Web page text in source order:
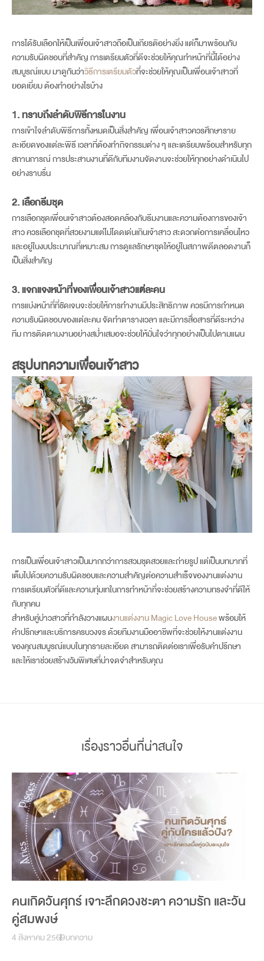
การได้รับเลือกให้เป็นเพื่อนเจ้าสาวถือเป็นเกียรติอย่างยิ่ง แต่ก็มาพร้อมกับ
ความรับผิดชอบที่สำคัญ การเตรียมตัวที่ดีจะช่วยให้คุณทำหน้าที่นี้ได้อย่าง
สมบูรณ์แบบ มาดูกันว่าวิธีการเตรียมตัวที่จะช่วยให้คุณเป็นเพื่อนเจ้าสาวที่
ยอดเยี่ยม ต้องทำอย่างไรบ้าง
1. ทราบถึงลำดับพิธีการในงาน
การเข้าใจลำดับพิธีการทั้งหมดเป็นสิ่งสำคัญ เพื่อนเจ้าสาวควรศึกษาราย
ละเอียดของแต่ละพิธี เวลาที่ต้องทำกิจกรรมต่าง ๆ และเตรียมพร้อมสำหรับทุก
สถานการณ์ การประสานงานที่ดีกับทีมงานจัดงานจะช่วยให้ทุกอย่างดำเนินไป
อย่างราบรื่น
2. เลือกธีมชุด
การเลือกชุดเพื่อนเจ้าสาวต้องสอดคล้องกับธีมงานและความต้องการของเจ้า
สาว ควรเลือกชุดที่สวยงามแต่ไม่โดดเด่นเกินเจ้าสาว สะดวกต่อการเคลื่อนไหว
และอยู่ในงบประมาณที่เหมาะสม การดูแลรักษาชุดให้อยู่ในสภาพดีตลอดงานก็
เป็นสิ่งสำคัญ
3. แจกแจงหน้าที่ของเพื่อนเจ้าสาวแต่ละคน
การแบ่งหน้าที่ที่ชัดเจนจะช่วยให้การทำงานมีประสิทธิภาพ ควรมีการกำหนด
ความรับผิดชอบของแต่ละคน จัดทำตารางเวลา และมีการสื่อสารที่ดีระหว่าง
ทีม การติดตามงานอย่างสม่ำเสมอจะช่วยให้มั่นใจว่าทุกอย่างเป็นไปตามแผน
สรุปบทความเพื่อนเจ้าสาว
การเป็นเพื่อนเจ้าสาวเป็นมากกว่าการสวมชุดสวยและถ่ายรูป แต่เป็นบทบาทที่
เต็มไปด้วยความรับผิดชอบและความสำคัญต่อความสำเร็จของงานแต่งงาน
การเตรียมตัวที่ดีและความทุ่มเทในการทำหน้าที่จะช่วยสร้างความทรงจำที่ดีให้
กับทุกคน
สำหรับคู่บ่าวสาวที่กำลังวางแผนงานแต่งงาน Magic Love Houseพร้อมให้
คำปรึกษาและบริการครบวงจร ด้วยทีมงานมืออาชีพที่จะช่วยให้งานแต่งงาน
ของคุณสมบูรณ์แบบในทุกรายละเอียด สามารถติดต่อเราเพื่อรับคำปรึกษา
และให้เราช่วยสร้างวันพิเศษที่น่าจดจำสำหรับคุณ
เรื่องราวอื่นที่น่าสนใจ
คนเกิดวันศุกร์ เจาะลึกดวงชะตา ความรัก และวัน
คู่สมพงษ์
4 สิงหาคม 2569บทความ